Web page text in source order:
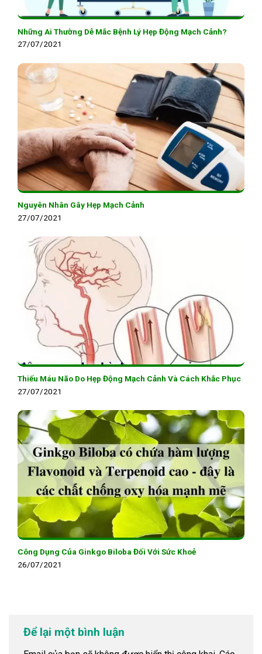
Những Ai Thường Dễ Mắc Bệnh Lý Hẹp Động Mạch Cảnh?
27/07/2021
Nguyên Nhân Gây Hẹp Mạch Cảnh
27/07/2021
Thiếu Máu Não Do Hẹp Động Mạch Cảnh Và Cách Khắc Phục
27/07/2021
Công Dụng Của Ginkgo Biloba Đối Với Sức Khoẻ
26/07/2021
Để lại một bình luận